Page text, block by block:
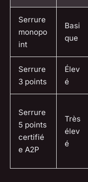
Serrure
monopo
int
Basi
que
Serrure
3 points
Élev
é
Serrure
5 points
certifié
e A2P
Très
élev
é